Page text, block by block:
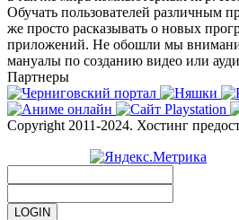
Обучать пользователей различным
же просто расказывать о новых
приложений. Не обошли мы
мануалы по созданию видео или
Партнеры
Copyright 2011-2024. Хостинг